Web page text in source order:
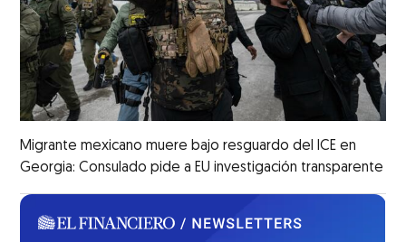
Migrante mexicano muere bajo resguardo del ICE en
Georgia: Consulado pide a EU investigación transparente